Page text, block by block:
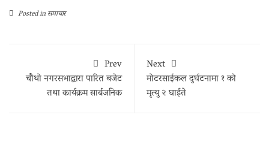
Posted inसमाचार
Prev
चौथो नगरसभाद्वारा पारित बजेट
तथा कार्यक्रम सार्बजनिक
Next
मोटरसाईकल दुर्घटनामा १ को
मृत्यु २ घाईते